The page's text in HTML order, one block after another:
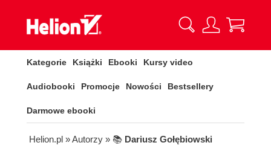
Kategorie Książki Ebooki Kursy video
Audiobooki Promocje Nowości Bestsellery
Darmowe ebooki
Helion.pl » Autorzy » 📚 Dariusz Gołębiowski